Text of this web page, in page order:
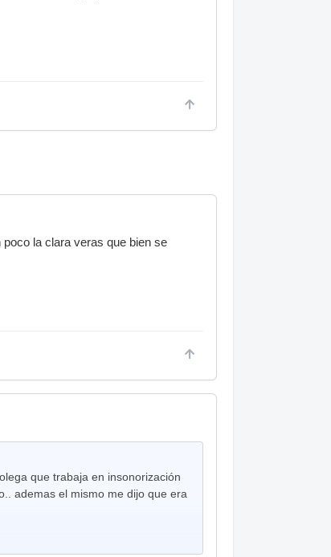
la clara veras que bien se
que trabaja en insonorización
ademas el mismo me dijo que era